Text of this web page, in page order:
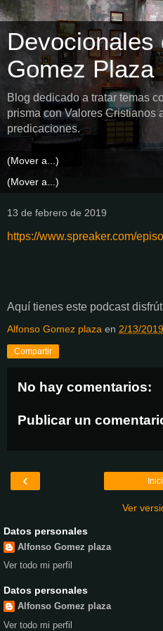
Devocionales
Gomez Plaza
Blog dedicado a tratar temas
prisma con Valores Cristianos
predicaciones.
13 de febrero de 2019
https://www.spreaker.com/
Aquí tienes este podcast
Alfonso Gomez plaza en 2/13/
Compartir
No hay comentarios:
Publicar un
‹
Ver
Datos personales
Alfonso Gomez plaza
Ver todo mi perfil
Datos personales
Alfonso Gomez plaza
Ver todo mi perfil